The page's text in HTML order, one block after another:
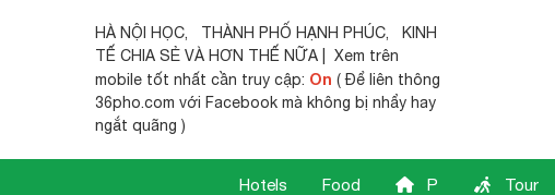
HÀ NỘI HỌC, THÀNH PHỐ HẠNH PHÚC,
KINH
TẾ CHIA SẺ VÀ HƠN THẾ NỮA | Xem trên
mobile tốt nhất cần truy cập: On ( Để liên thông
36pho.com với Facebook mà không bị nhẩy hay
ngắt quãng )
Hotels Food P Tour